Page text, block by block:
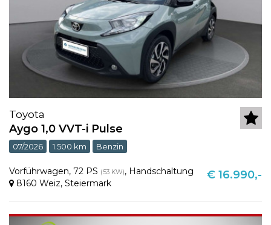
Toyota
Aygo 1,0 VVT-i Pulse
07/2026 1.500 km Benzin
Vorführwagen, 72 PS (53 KW), Handschaltung
8160 Weiz, Steiermark
€ 16.990,-